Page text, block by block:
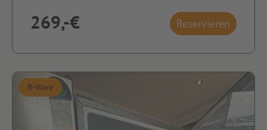
269,-€ Reservieren
B-Ware